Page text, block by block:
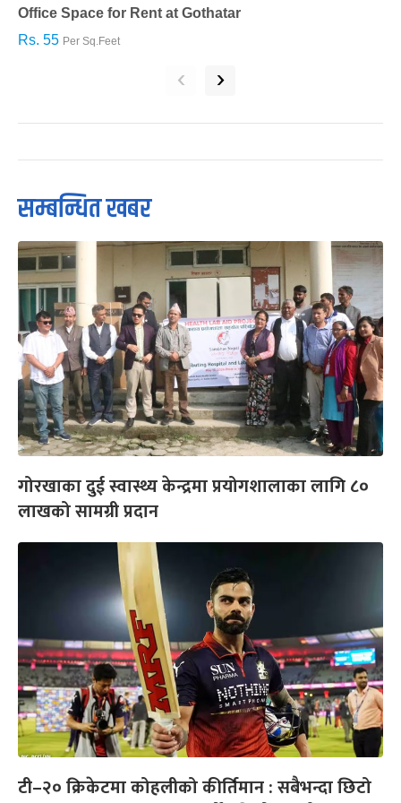
Office Space for Rent at Gothatar
Rs. 55 Per Sq.Feet
‹ ›
सम्बन्धित खबर
गोरखाका दुई स्वास्थ्य केन्द्रमा प्रयोगशालाका लागि ८०
लाखको सामग्री प्रदान
टी–२० क्रिकेटमा कोहलीको कीर्तिमान : सबैभन्दा छिटो